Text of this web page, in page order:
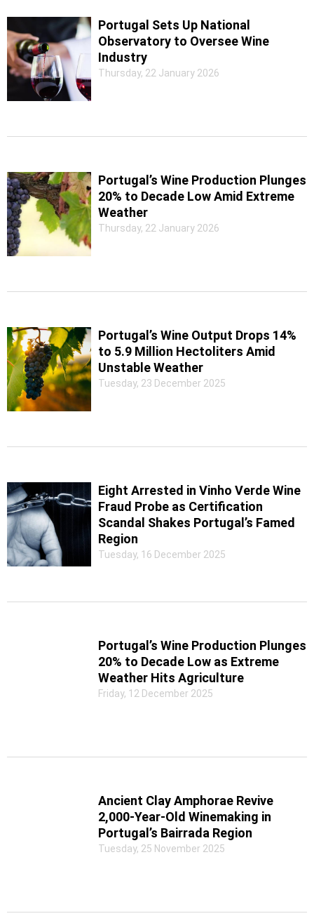
Portugal Sets Up National
Observatory to Oversee Wine
Industry
Thursday, 22 January 2026
Portugal’s Wine Production Plunges
20% to Decade Low Amid Extreme
Weather
Thursday, 22 January 2026
Portugal’s Wine Output Drops 14%
to 5.9 Million Hectoliters Amid
Unstable Weather
Tuesday, 23 December 2025
Eight Arrested in Vinho Verde Wine
Fraud Probe as Certification
Scandal Shakes Portugal’s Famed
Region
Tuesday, 16 December 2025
Portugal’s Wine Production Plunges
20% to Decade Low as Extreme
Weather Hits Agriculture
Friday, 12 December 2025
Ancient Clay Amphorae Revive
2,000-Year-Old Winemaking in
Portugal’s Bairrada Region
Tuesday, 25 November 2025